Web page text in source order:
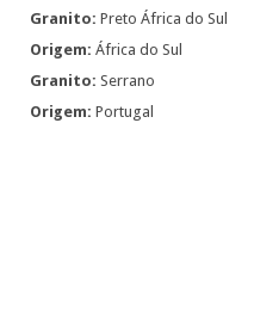
Granito: Preto África do Sul
Origem: África do Sul
Granito: Serrano
Origem: Portugal